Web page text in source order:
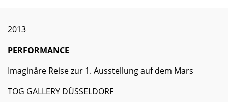
2013
PERFORMANCE
Imaginäre Reise zur 1. Ausstellung auf dem Mars
TOG GALLERY DÜSSELDORF